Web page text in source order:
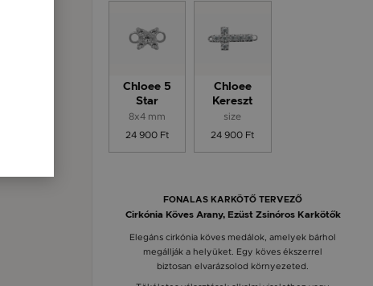
Chloee 5
Star
8x4 mm
24 900 Ft
Chloee
Kereszt
size
24 900 Ft
FONALAS KARKÖTŐ TERVEZŐ
Cirkónia Köves Arany, Ezüst Zsinóros Karkötők
Elegáns cirkónia köves medálok, amelyek bárhol
megállják a helyüket. Egy köves ékszerrel
biztosan elvarázsolod környezeted.